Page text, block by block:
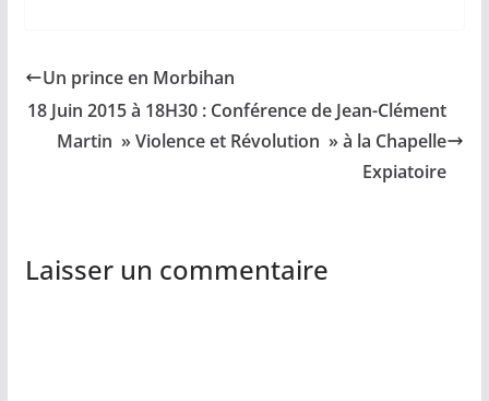
Un prince en Morbihan
18 Juin 2015 à 18H30 : Conférence de Jean-Clément
Martin » Violence et Révolution » à la Chapelle
Expiatoire
Laisser un commentaire